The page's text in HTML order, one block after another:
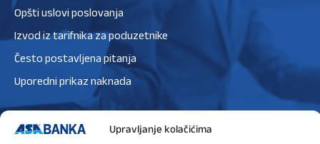
Upravljanje kolačićima
Opšti uslovi poslovanja
Izvod iz tarifnika za poduzetnike
Često postavljena pitanja
Uporedni prikaz naknada